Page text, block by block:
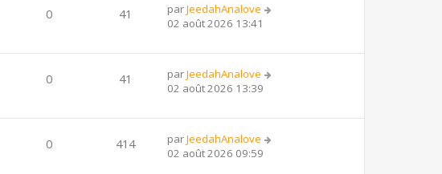
0 41 parJeedahAnalove
02 août 2026 13:41
0 41 parJeedahAnalove
02 août 2026 13:39
0 414 parJeedahAnalove
02 août 2026 09:59